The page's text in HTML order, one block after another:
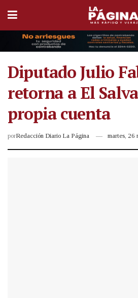
Diputado Julio
retorna a El
propia cuenta
porRedacción Diario La Página martes, 26